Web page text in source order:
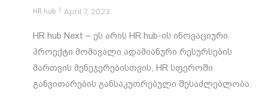
HR hub | April 7, 2023
HR hub Next – ეს არის HR hub-ის ინოვაციური
პროექტი მომავალი ადამიანური რესურსების
მართვის მენეჯერებისთვის, HR სფეროში
განვითარების განსაკუთრებული შესაძლებლობა.